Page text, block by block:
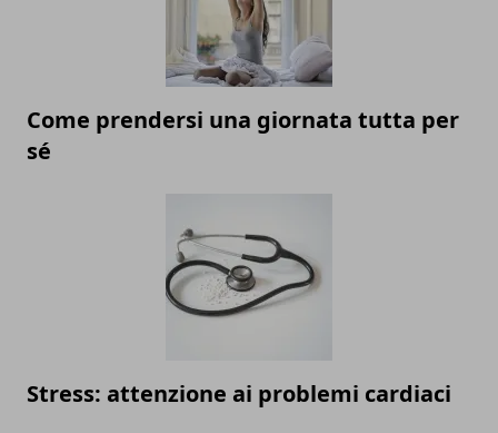
Come prendersi una giornata tutta per
sé
Stress: attenzione ai problemi cardiaci